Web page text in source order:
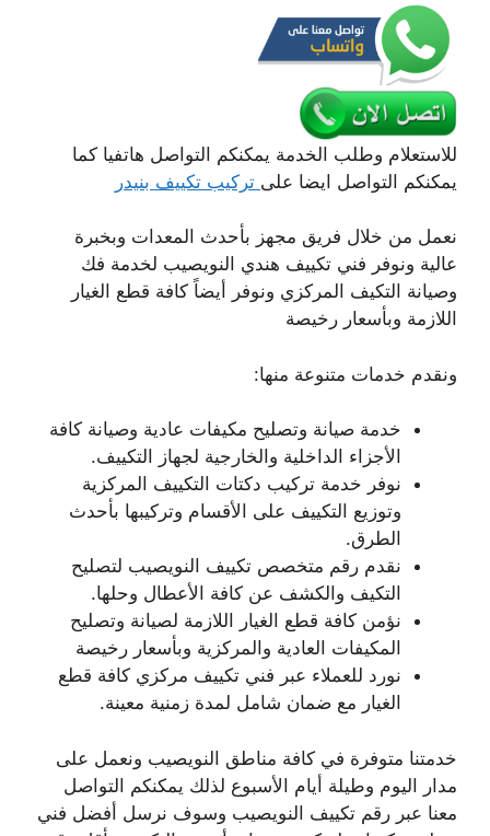
للاستعلام وطلب الخدمة يمكنكم التواصل هاتفيا كما
يمكنكم التواصل ايضا على تركيب تكييف بنيدر
نعمل من خلال فريق مجهز بأحدث المعدات وبخبرة
عالية ونوفر فني تكييف هندي النويصيب لخدمة فك
وصيانة التكيف المركزي ونوفر أيضاً كافة قطع الغيار
اللازمة وبأسعار رخيصة
ونقدم خدمات متنوعة منها:
خدمة صيانة وتصليح مكيفات عادية وصيانة كافة
الأجزاء الداخلية والخارجية لجهاز التكييف.
نوفر خدمة تركيب دكتات التكييف المركزية
وتوزيع التكييف على الأقسام وتركيبها بأحدث
الطرق.
نقدم رقم متخصص تكييف النويصيب لتصليح
التكيف والكشف عن كافة الأعطال وحلها.
نؤمن كافة قطع الغيار اللازمة لصيانة وتصليح
المكيفات العادية والمركزية وبأسعار رخيصة
نورد للعملاء عبر فني تكييف مركزي كافة قطع
الغيار مع ضمان شامل لمدة زمنية معينة.
خدمتنا متوفرة في كافة مناطق النويصيب ونعمل على
مدار اليوم وطيلة أيام الأسبوع لذلك يمكنكم التواصل
معنا عبر رقم تكييف النويصيب وسوف نرسل أفضل فني